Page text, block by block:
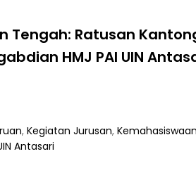
Tengah: Ratusan
HMJ PAI UIN
, Kegiatan Jurusan, Kemahasiswaan
Antasari